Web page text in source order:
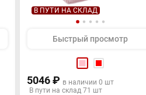
В ПУТИ НА СКЛАД
Быстрый просмотр
5046 ₽ в наличии 0 шт
В пути на склад 71 шт